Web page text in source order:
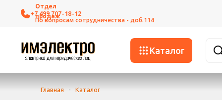
+7 499 707-18-12
Каталог
Главная - Каталог